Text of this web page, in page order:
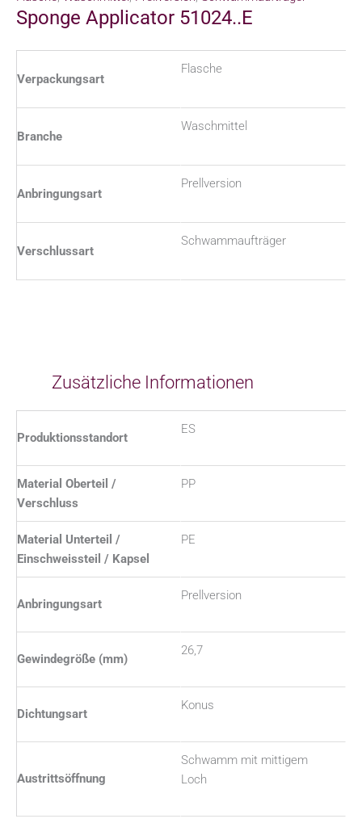
Sponge Applicator 51024..E
Verpackungsart
Flasche
Branche
Waschmittel
Anbringungsart
Prellversion
Verschlussart
Schwammaufträger
Zusätzliche Informationen
Produktionsstandort
ES
Material Oberteil /
Verschluss
PP
Material Unterteil /
Einschweissteil / Kapsel
PE
Anbringungsart
Prellversion
Gewindegröße (mm)
26,7
Dichtungsart
Konus
Austrittsöffnung
Schwamm mit mittigem
Loch